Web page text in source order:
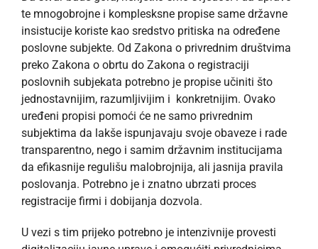
te mnogobrojne i komplesksne propise same državne
insistucije koriste kao sredstvo pritiska na određene
poslovne subjekte. Od Zakona o privrednim društvima
preko Zakona o obrtu do Zakona o registraciji
poslovnih subjekata potrebno je propise učiniti što
jednostavnijim, razumljivijim i konkretnijim. Ovako
uređeni propisi pomoći će ne samo privrednim
subjektima da lakše ispunjavaju svoje obaveze i rade
transparentno, nego i samim državnim institucijama
da efikasnije regulišu malobrojnija, ali jasnija pravila
poslovanja. Potrebno je i znatno ubrzati proces
registracije firmi i dobijanja dozvola.
U vezi s tim prijeko potrebno je intenzivnije provesti